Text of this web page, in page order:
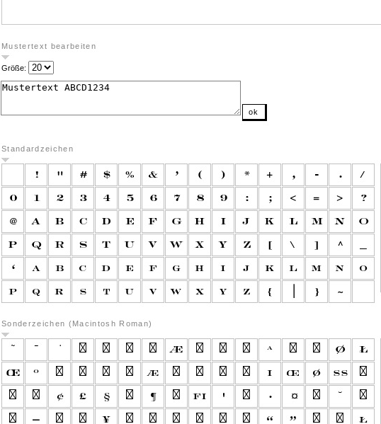
Mustertext bearbeiten
Größe:
ok
Standardzeichen
Sonderzeichen (Macintosh Roman)